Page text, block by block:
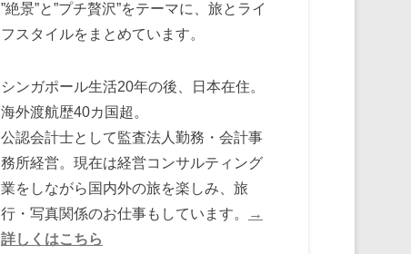
”絶景”と”プチ贅沢”をテーマに、旅とライ
フスタイルをまとめています。
シンガポール生活20年の後、日本在住。
海外渡航歴40カ国超。
公認会計士として監査法人勤務・会計事
務所経営。現在は経営コンサルティング
業をしながら国内外の旅を楽しみ、旅
行・写真関係のお仕事もしています。
→
詳しくはこちら